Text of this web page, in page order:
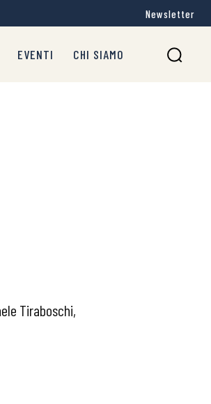
Newsletter
EVENTI CHI SIAMO
Tiraboschi,